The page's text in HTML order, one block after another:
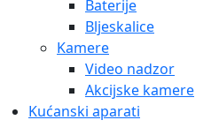
Baterije
Bljeskalice
Kamere
Video nadzor
Akcijske kamere
Kućanski aparati